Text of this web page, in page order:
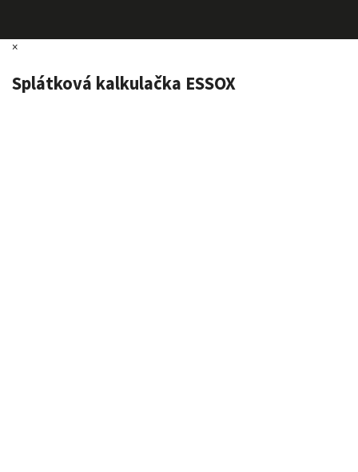
×
Splátková kalkulačka ESSOX